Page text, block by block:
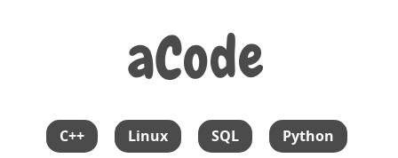
aCode
aCode
C++ Linux SQL Python